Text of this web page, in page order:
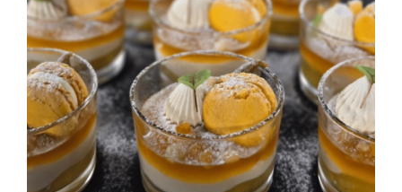
ganache, kokos mango, honing framboos,
bosvruchten, vanille gezouten karamel,
pistache (2 per persoon)